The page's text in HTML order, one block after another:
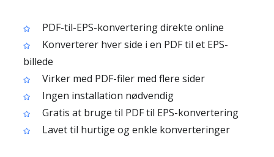
PDF-til-EPS-konvertering direkte online
Konverterer hver side i en PDF til et EPS-
billede
Virker med PDF-filer med flere sider
Ingen installation nødvendig
Gratis at bruge til PDF til EPS-konvertering
Lavet til hurtige og enkle konverteringer